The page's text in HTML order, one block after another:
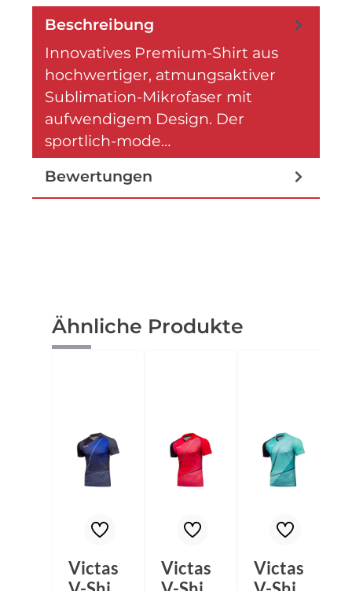
Beschreibung
Innovatives Premium-Shirt aus
hochwertiger, atmungsaktiver
Sublimation-Mikrofaser mit
aufwendigem Design. Der
sportlich-mode…
Bewertungen
Produktgalerie überspringen
Ähnliche Produkte
Victas
Victas
Victas